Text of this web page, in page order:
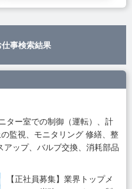
事検索結果
ター室での制御（運転）、計
監視、モニタリング 修繕、整
ップ、バルブ交換、消耗部品
【正社員募集】業界トップメ